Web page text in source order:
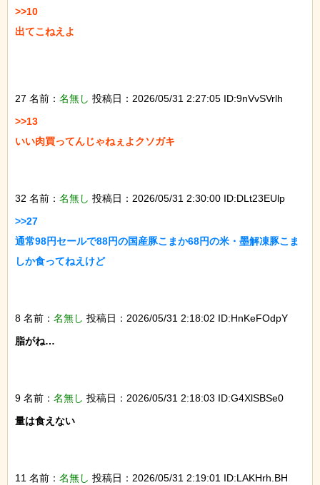
>>10
出てこねえよ
27 名前： 名無し 投稿日：2026/05/31 2:27:05 ID:9nVvSVrlh
>>13
いい肉買ってんじゃねぇよクソガキ
32 名前： 名無し 投稿日：2026/05/31 2:30:00 ID:DLt23EUlp
>>27
通常98円セールで88円の国産豚こまか68円の米・墨解凍豚こま
しか食ってねえけど
8 名前： 名無し 投稿日：2026/05/31 2:18:02 ID:HnKeFOdpY
脂がね…
9 名前： 名無し 投稿日：2026/05/31 2:18:03 ID:G4XlSBSe0
量は食えない
11 名前： 名無し 投稿日：2026/05/31 2:19:01 ID:LAKHrh.BH